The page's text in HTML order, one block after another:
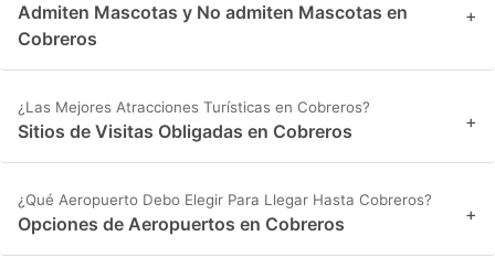
Admiten Mascotas y No admiten Mascotas en
Cobreros
+
¿Las Mejores Atracciones Turísticas en Cobreros?
Sitios de Visitas Obligadas en Cobreros +
¿Qué Aeropuerto Debo Elegir Para Llegar Hasta Cobreros?
Opciones de Aeropuertos en Cobreros +